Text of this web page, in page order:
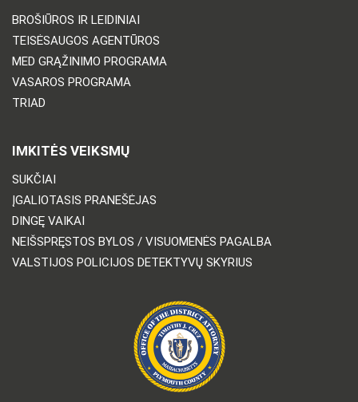
BROŠIŪROS IR LEIDINIAI
TEISĖSAUGOS AGENTŪROS
MED GRĄŽINIMO PROGRAMA
VASAROS PROGRAMA
TRIAD
IMKITĖS VEIKSMŲ
SUKČIAI
ĮGALIOTASIS PRANEŠĖJAS
DINGĘ VAIKAI
NEIŠSPRĘSTOS BYLOS / VISUOMENĖS PAGALBA
VALSTIJOS POLICIJOS DETEKTYVŲ SKYRIUS